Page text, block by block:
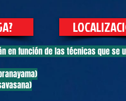
en función de las técnicas que se